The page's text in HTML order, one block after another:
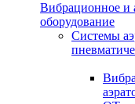
Вибрационное и
оборудование
Системы